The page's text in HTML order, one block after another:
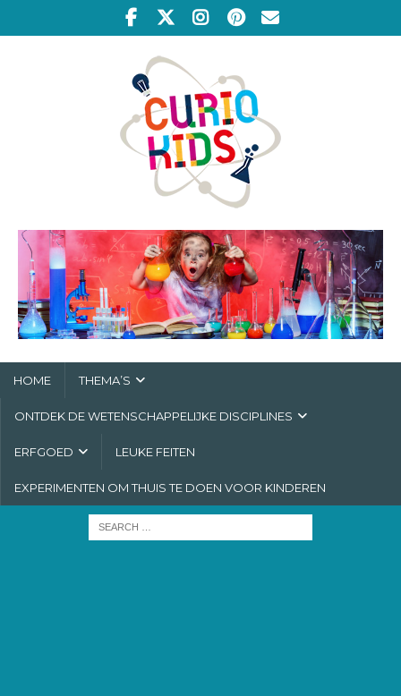
HOME THEMA’S
ONTDEK DE WETENSCHAPPELIJKE DISCIPLINES
ERFGOED LEUKE FEITEN
EXPERIMENTEN OM THUIS TE DOEN VOOR KINDEREN